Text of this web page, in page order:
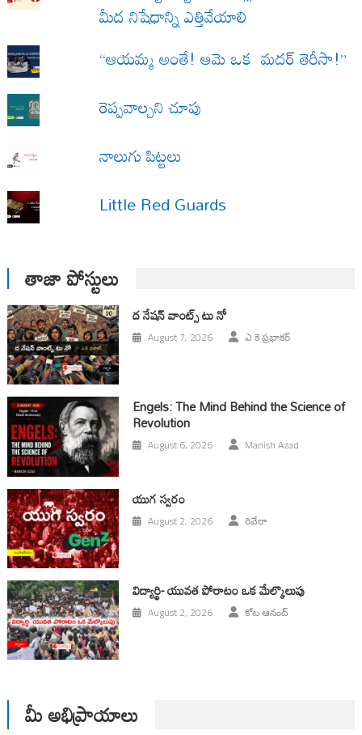
మీద నిషేధాన్ని ఎత్తివేయాలి
“ఆయమ్మ అంతే! ఆమె ఒక మదర్ తెరీసా!”
రెప్పవాల్చని చూపు
నాలుగు పిట్టలు
Little Red Guards
తాజా పోస్టులు
ద నేషన్ వాంట్స్ టు నో
August 7, 2026 ఎ కె ప్రభాకర్
Engels: The Mind Behind the Science of
Revolution
August 6, 2026 Manish Azad
యుగ స్వ‌రం
August 2, 2026 రివేరా
విద్యార్థి- యువత పోరాటం ఒక మేల్కొలుపు
August 2, 2026 కోట ఆనంద్
మీ అభిప్రాయాలు